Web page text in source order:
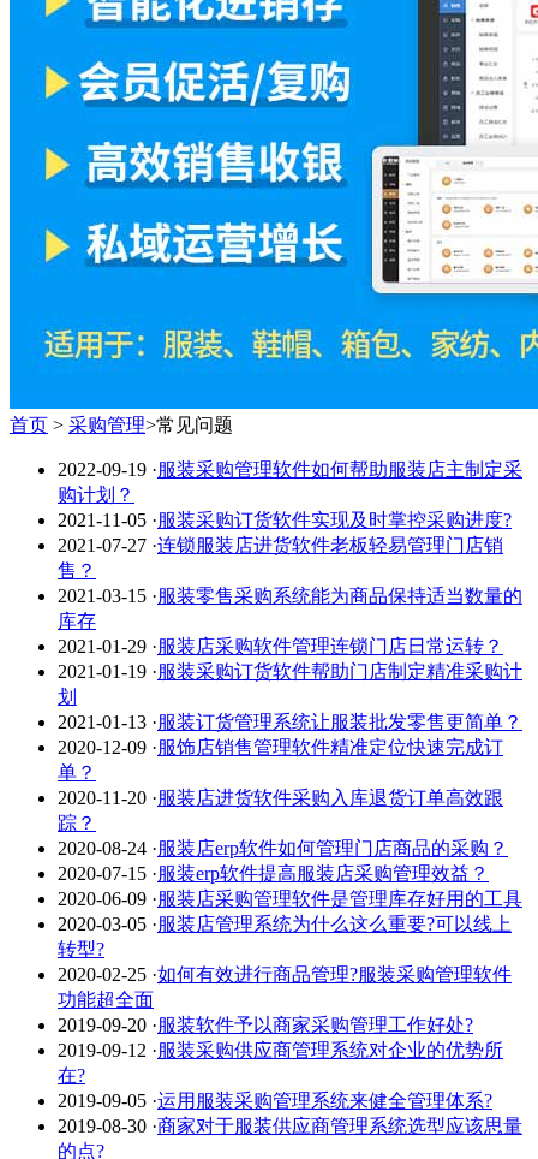
首页 > 采购管理>常见问题
2022-09-19 ·服装采购管理软件如何帮助服装店主制定采
购计划？
2021-11-05 ·服装采购订货软件实现及时掌控采购进度?
2021-07-27 ·连锁服装店进货软件老板轻易管理门店销
售？
2021-03-15 ·服装零售采购系统能为商品保持适当数量的
库存
2021-01-29 ·服装店采购软件管理连锁门店日常运转？
2021-01-19 ·服装采购订货软件帮助门店制定精准采购计
划
2021-01-13 ·服装订货管理系统让服装批发零售更简单？
2020-12-09 ·服饰店销售管理软件精准定位快速完成订
单？
2020-11-20 ·服装店进货软件采购入库退货订单高效跟
踪？
2020-08-24 ·服装店erp软件如何管理门店商品的采购？
2020-07-15 ·服装erp软件提高服装店采购管理效益？
2020-06-09 ·服装店采购管理软件是管理库存好用的工具
2020-03-05 ·服装店管理系统为什么这么重要?可以线上
转型?
2020-02-25 ·如何有效进行商品管理?服装采购管理软件
功能超全面
2019-09-20 ·服装软件予以商家采购管理工作好处?
2019-09-12 ·服装采购供应商管理系统对企业的优势所
在?
2019-09-05 ·运用服装采购管理系统来健全管理体系?
2019-08-30 ·商家对于服装供应商管理系统选型应该思量
的点?